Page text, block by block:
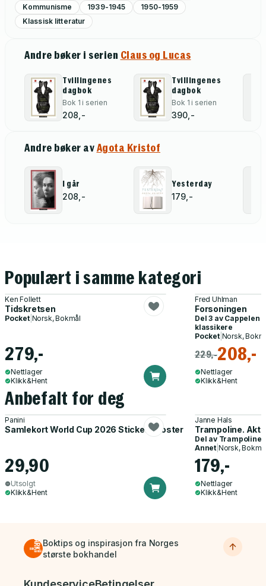
Kommunisme
1939-1945
1950-1959
Klassisk litteratur
Andre bøker i serien Claus og Lucas
Tvillingenes
dagbok
Bok 1 i serien
208,-
Tvillingenes
dagbok
Bok 1 i serien
390,-
Andre bøker avAgota Kristof
I går
208,-
Yesterday
179,-
Populært i samme kategori
Ken Follett
Tidskretsen
Pocket| Norsk, Bokmål
279,-
Nettlager
Klikk&Hent
Fred Uhlman
Forsoningen
Del 3 av Cappelen
klassikere
Pocket| Norsk,
229,-208,-
Nettlager
Klikk&Hent
Anbefalt for deg
Panini
Samlekort World Cup 2026 Sticker Booster
29,90
Utsolgt
Klikk&Hent
Janne Hals
Trampoline.
Del av Trampoline
Annet| Norsk,
179,-
Nettlager
Klikk&Hent
Boktips og inspirasjon fra Norges
største bokhandel
Bunnmeny